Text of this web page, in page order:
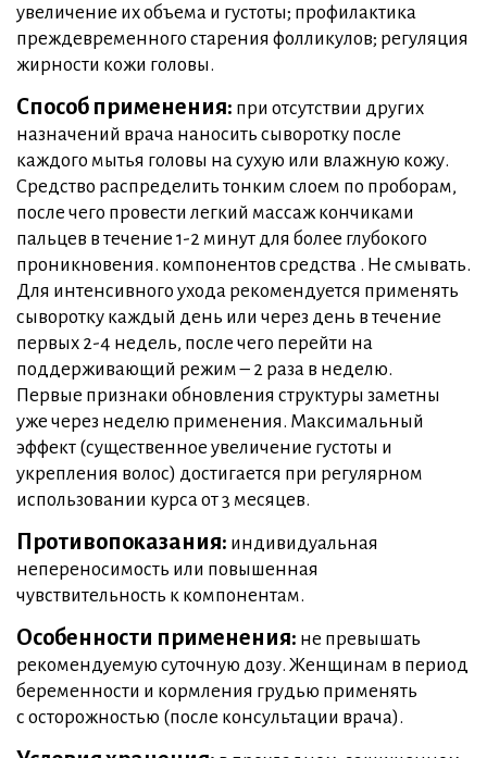
увеличение их объема и густоты; профилактика
преждевременного старения фолликулов; регуляция
жирности кожи головы.
Способ применения: при отсутствии других
назначений врача наносить сыворотку после
каждого мытья головы на сухую или влажную кожу.
Средство распределить тонким слоем по проборам,
после чего провести легкий массаж кончиками
пальцев в течение 1-2 минут для более глубокого
проникновения. компонентов средства . Не смывать.
Для интенсивного ухода рекомендуется применять
сыворотку каждый день или через день в течение
первых 2-4 недель, после чего перейти на
поддерживающий режим – 2 раза в неделю.
Первые признаки обновления структуры заметны
уже через неделю применения. Максимальный
эффект (существенное увеличение густоты и
укрепления волос) достигается при регулярном
использовании курса от 3 месяцев.
Противопоказания: индивидуальная
непереносимость или повышенная
чувствительность к компонентам.
Особенности применения: не превышать
рекомендуемую суточную дозу. Женщинам в период
беременности и кормления грудью применять
с осторожностью (после консультации врача).